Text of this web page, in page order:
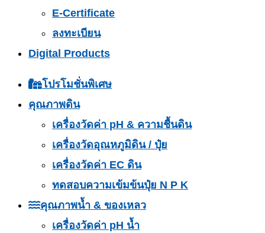
E-Certificate
ลงทะเบียน
Digital Products
โปรโมชั่นพิเศษ
คุณภาพดิน
เครื่องวัดค่า pH & ความชื้นดิน
เครื่องวัดอุณหภูมิดิน / ปุ๋ย
เครื่องวัดค่า EC ดิน
ทดสอบความเข้มข้นปุ๋ย N P K
คุณภาพน้ำ & ของเหลว
เครื่องวัดค่า pH น้ำ